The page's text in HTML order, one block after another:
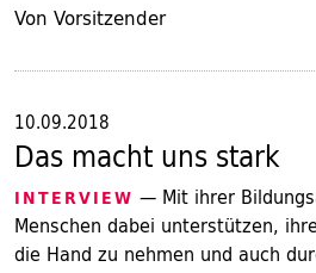
Von Vorsitzender
10.09.2018
Das macht uns stark
INTERVIEW — Mit ihrer
Menschen dabei unterstützen,
die Hand zu nehmen und auch